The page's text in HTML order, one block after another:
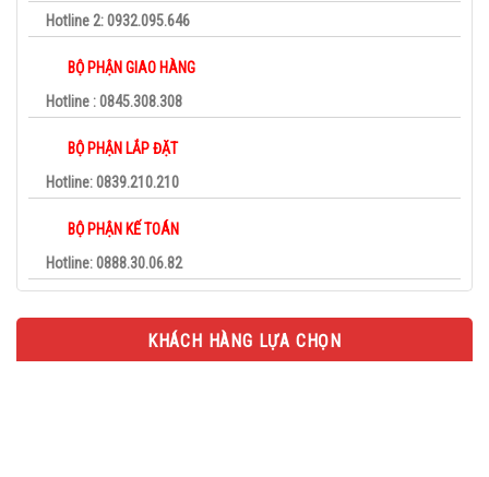
Hotline 2: 0932.095.646
BỘ PHẬN GIAO HÀNG
Hotline : 0845.308.308
BỘ PHẬN LẮP ĐẶT
Hotline: 0839.210.210
BỘ PHẬN KẾ TOÁN
Hotline: 0888.30.06.82
KHÁCH HÀNG LỰA CHỌN